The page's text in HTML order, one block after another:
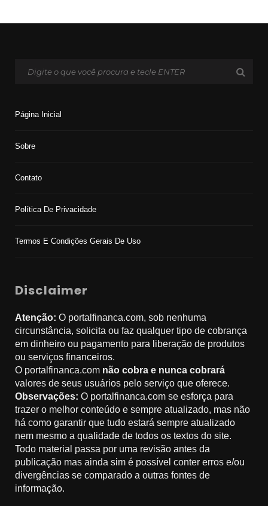
Página Inicial
Sobre
Contato
Política De Privacidade
Termos E Condições Gerais De Uso
Disclaimer
Atenção: O portalfinanca.com, sob nenhuma
circunstância, solicita ou faz qualquer tipo de cobrança
em dinheiro ou pagamento para liberação de produtos
ou serviços financeiros.
O portalfinanca.com não cobra e nunca cobrará
valores de seus usuários pelo serviço que oferece.
Observações: O portalfinanca.com se esforça para
trazer o melhor conteúdo e sempre atualizado, mas não
há como garantir que tudo estará sempre atualizado
nem mesmo a qualidade de todos os textos do site.
Todo material passa por uma revisão antes da
publicação mas ainda sim é possível conter erros e/ou
divergências se comparado a outras fontes de
informação.